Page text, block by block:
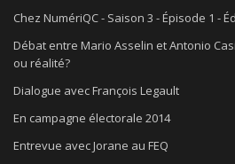
Chez NumériQC - Saison 3 - Épisode 1 -
Débat entre Mario Asselin et Antonio
ou réalité?
Dialogue avec François Legault
En campagne électorale 2014
Entrevue avec Jorane au FEQ